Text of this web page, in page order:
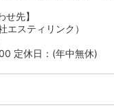
せ先】
エスティリンク）
定休日：(年中無休)